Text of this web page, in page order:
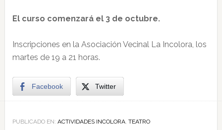
El curso comenzará el 3 de octubre.
Inscripciones en la Asociación Vecinal La Incolora, los
martes de 19 a 21 horas.
Facebook Twitter
PUBLICADO EN: ACTIVIDADES INCOLORA, TEATRO